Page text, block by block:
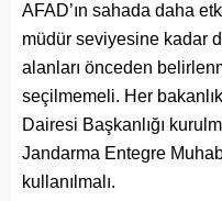
AFAD’ın sahada daha
müdür seviyesine kadar
alanları önceden
seçilmemeli. Her
Dairesi Başkanlığı
Jandarma Entegre
kullanılmalı.